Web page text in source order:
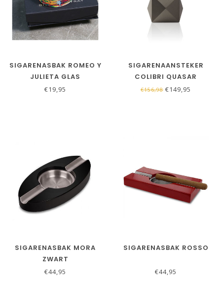
SIGARENASBAK ROMEO Y
JULIETA GLAS
€19,95
SIGARENAANSTEKER
COLIBRI QUASAR
TAFELAANSTEKER
€156,98 €149,95
SIGARENASBAK MORA
ZWART
€44,95
SIGARENASBAK ROSSO
€44,95